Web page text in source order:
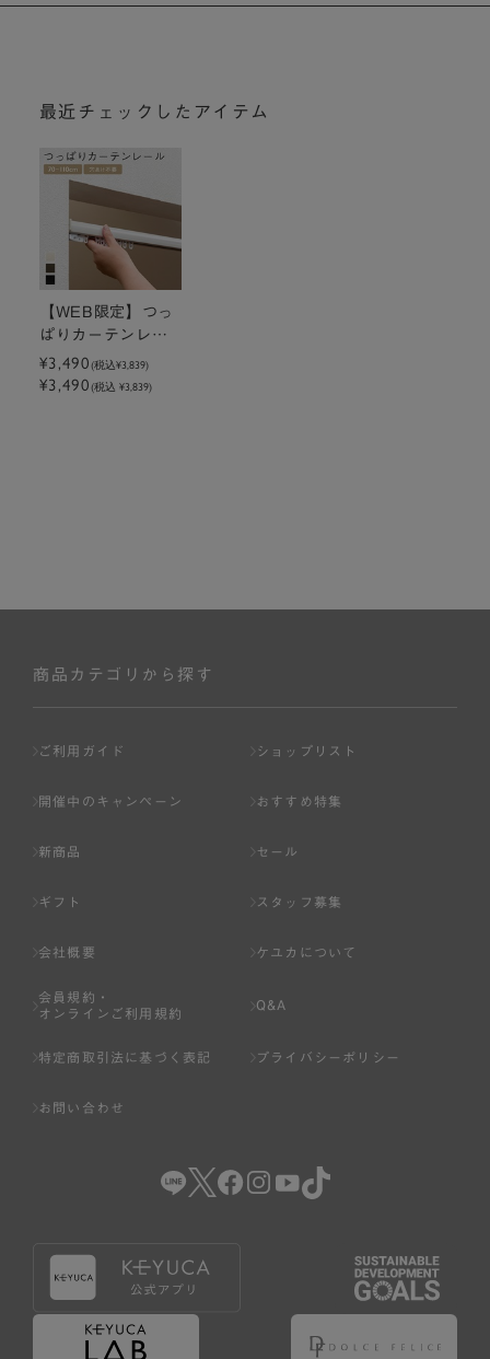
最近チェックしたアイテム
【WEB限定】つっ
ぱりカーテンレー
ル 70～110cm
¥3,490(税込¥3,839)
¥3,490(税込 ¥3,839)
商品カテゴリから探す
ご利用ガイド ショップリスト
開催中のキャンペーン おすすめ特集
新商品 セール
ギフト スタッフ募集
会社概要 ケユカについて
会員規約・
オンラインご利用規約
Q&A
特定商取引法に基づく表記 プライバシーポリシー
お問い合わせ